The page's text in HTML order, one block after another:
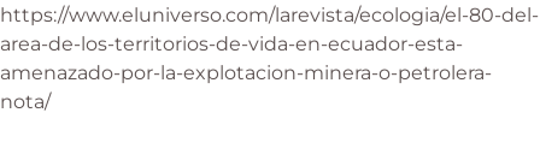
https://www.eluniverso.com/larevista/ecologia/el-80-del-
area-de-los-territorios-de-vida-en-ecuador-esta-
amenazado-por-la-explotacion-minera-o-petrolera-
nota/